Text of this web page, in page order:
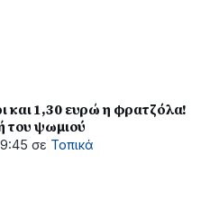
1,30 ευρώ η φρατζόλα!
του ψωμιού
σε Τοπικά